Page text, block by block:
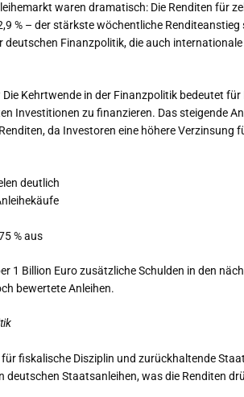
waren dramatisch: Die Renditen für
% – der stärkste wöchentliche Renditeanstieg
Finanzpolitik, die auch
Kehrtwende in der Finanzpolitik bedeutet
Investitionen zu finanzieren. Das steigende
da Investoren eine höhere Verzinsung
deutlich
% aus
1 Billion Euro zusätzliche Schulden in den
bewertete Anleihen.
fiskalische Disziplin und zurückhaltende
Staatsanleihen, was die Renditen